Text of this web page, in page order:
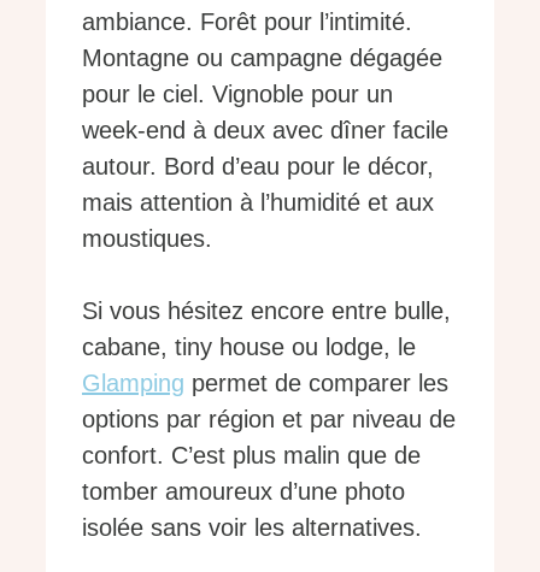
ambiance. Forêt pour l’intimité.
Montagne ou campagne dégagée
pour le ciel. Vignoble pour un
week-end à deux avec dîner facile
autour. Bord d’eau pour le décor,
mais attention à l’humidité et aux
moustiques.
Si vous hésitez encore entre bulle,
cabane, tiny house ou lodge, le
Glamping permet de comparer les
options par région et par niveau de
confort. C’est plus malin que de
tomber amoureux d’une photo
isolée sans voir les alternatives.